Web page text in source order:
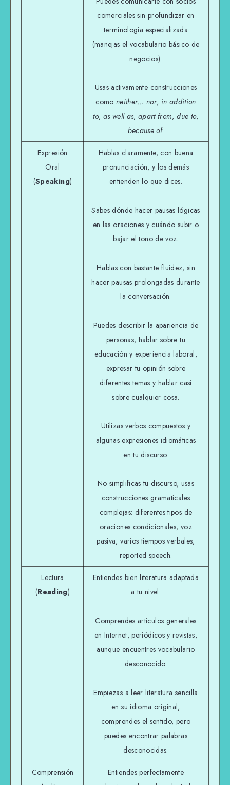
comerciales sin profundizar en
terminología especializada
(manejas el vocabulario básico de
negocios).
Usas activamente construcciones
como neither… nor, in addition
to, as well as, apart from,due to,
because of.
Expresión
Oral
(Speaking)
Hablas claramente, con buena
pronunciación, y los demás
entienden lo que dices.
Sabes dónde hacer pausas lógicas
en las oraciones y cuándo subir o
bajar el tono de voz.
Hablas con bastante fluidez, sin
hacer pausas prolongadas durante
la conversación.
Puedes describir la apariencia de
personas, hablar sobre tu
educación y experiencia laboral,
expresar tu opinión sobre
diferentes temas y hablar casi
sobre cualquier cosa.
Utilizas verbos compuestos y
algunas expresiones idiomáticas
en tu discurso.
No simplificas tu discurso, usas
construcciones gramaticales
complejas: diferentes tipos de
oraciones condicionales, voz
pasiva, varios tiempos verbales,
reported speech.
Lectura
(Reading)
Entiendes bien literatura adaptada
a tu nivel.
Comprendes artículos generales
en Internet, periódicos y revistas,
aunque encuentres vocabulario
desconocido.
Empiezas a leer literatura sencilla
en su idioma original,
comprendes el sentido, pero
puedes encontrar palabras
desconocidas.
Comprensión
Entiendes perfectamente